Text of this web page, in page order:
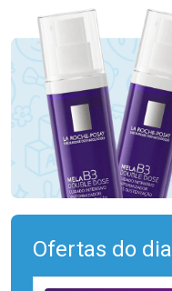
Ofertas do dia